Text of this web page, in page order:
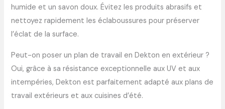
humide et un savon doux. Évitez les produits abrasifs et
nettoyez rapidement les éclaboussures pour préserver
l’éclat de la surface.
Peut-on poser un plan de travail en Dekton en extérieur ?
Oui, grâce à sa résistance exceptionnelle aux UV et aux
intempéries, Dekton est parfaitement adapté aux plans de
travail extérieurs et aux cuisines d’été.